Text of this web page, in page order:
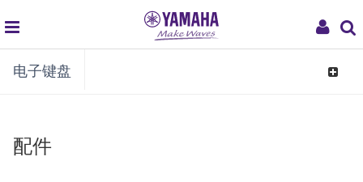
My
global
navigation
电子键盘
Toggle
配件